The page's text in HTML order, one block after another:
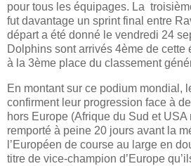
pour tous les équipages. La
fut davantage un sprint final entre
départ a été donné le vendredi 24
Dolphins sont arrivés 4ème de cette
à la 3ème place du classement
En montant sur ce podium mondial,
confirment leur progression face à
hors Europe (Afrique du Sud et
remporté à peine 20 jours avant la
l’Européen de course au large en
titre de vice-champion d’Europe